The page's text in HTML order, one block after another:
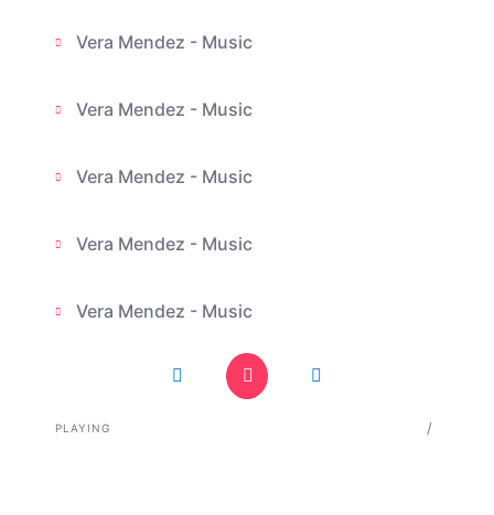
Vera Mendez - Music
Vera Mendez - Music
Vera Mendez - Music
Vera Mendez - Music
Vera Mendez - Music
Vera Mendez - Music
PLAYING
Previous Song
Play
Pause
/